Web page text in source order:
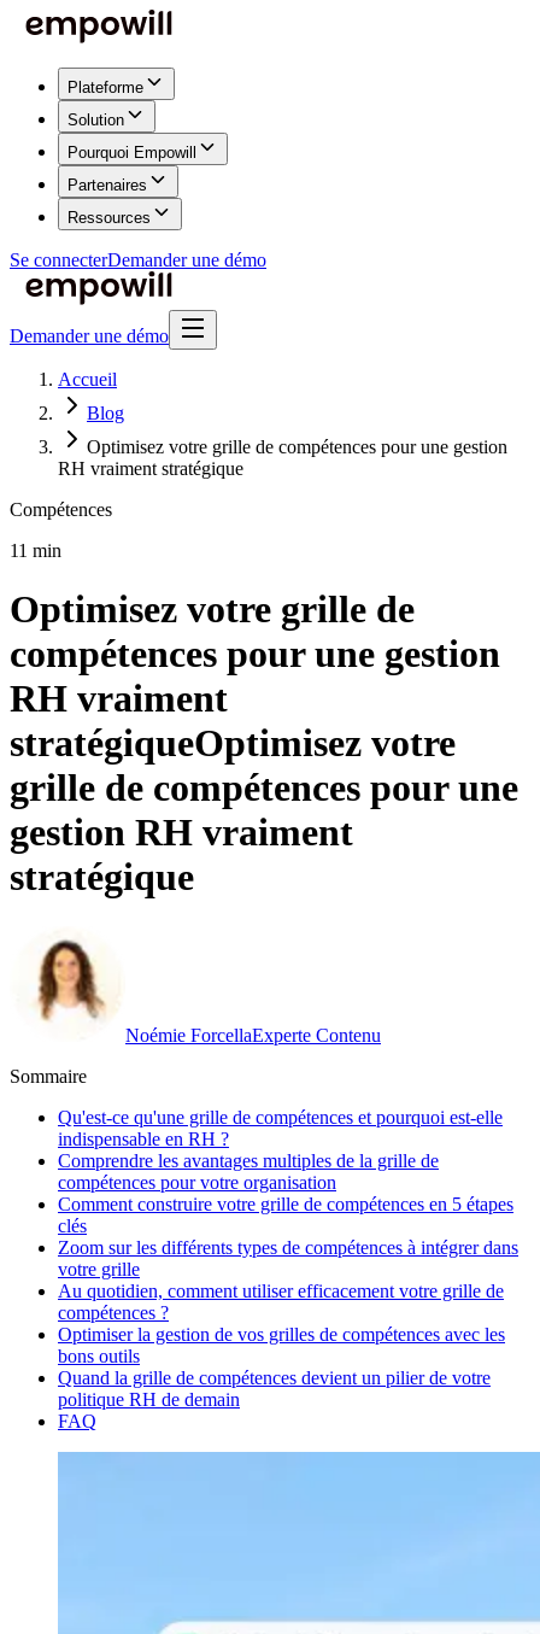
Plateforme
Solution
Pourquoi Empowill
Partenaires
Ressources
Se connecterDemander une démo
Demander une démo
Accueil
Blog
Optimisez votre grille de compétences pour une gestion
RH vraiment stratégique
Compétences
11 min
Optimisez votre grille de
compétences pour une gestion
RH vraiment
stratégiqueOptimisez votre
grille de compétences pour une
gestion RH vraiment
stratégique
Noémie ForcellaExperte Contenu
Sommaire
Qu'est-ce qu'une grille de compétences et pourquoi est-elle
indispensable en RH ?
Comprendre les avantages multiples de la grille de
compétences pour votre organisation
Comment construire votre grille de compétences en 5 étapes
clés
Zoom sur les différents types de compétences à intégrer dans
votre grille
Au quotidien, comment utiliser efficacement votre grille de
compétences ?
Optimiser la gestion de vos grilles de compétences avec les
bons outils
Quand la grille de compétences devient un pilier de votre
politique RH de demain
FAQ